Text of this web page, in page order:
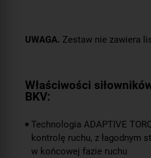
UWAGA. Zestaw nie zawiera
Właściwości
BKV:
Technologia ADAPTIVE
kontrolę ruchu, z łagodnym
w końcowej fazie ruchu